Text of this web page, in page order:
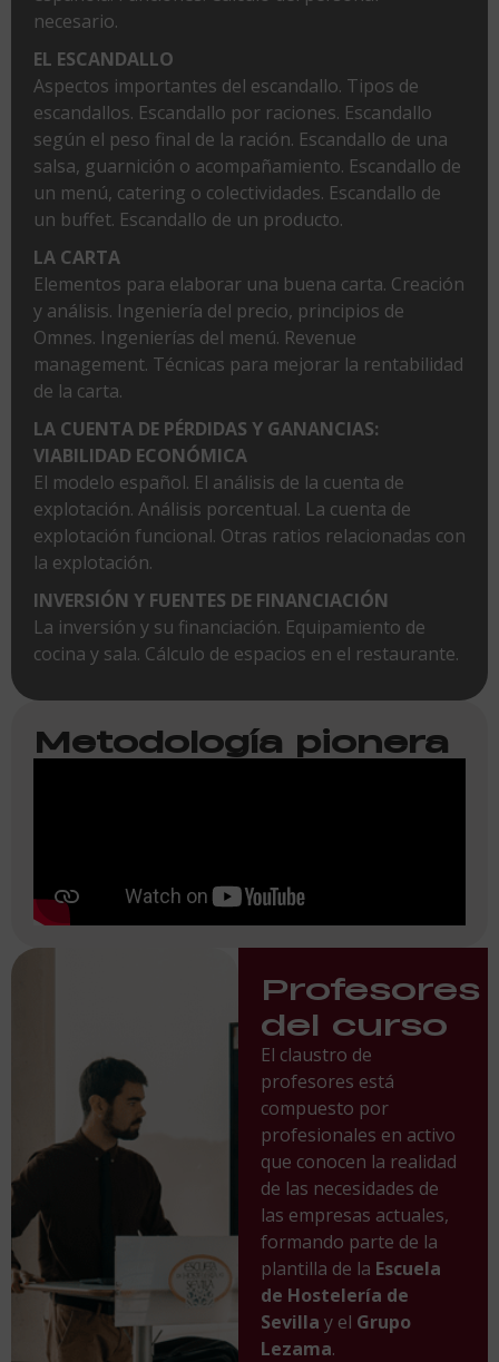
necesario.
EL ESCANDALLO
Aspectos importantes del escandallo. Tipos de
escandallos. Escandallo por raciones. Escandallo
según el peso final de la ración. Escandallo de una
salsa, guarnición o acompañamiento. Escandallo de
un menú, catering o colectividades. Escandallo de
un buffet. Escandallo de un producto.
LA CARTA
Elementos para elaborar una buena carta. Creación
y análisis. Ingeniería del precio, principios de
Omnes. Ingenierías del menú. Revenue
management. Técnicas para mejorar la rentabilidad
de la carta.
LA CUENTA DE PÉRDIDAS Y GANANCIAS:
VIABILIDAD ECONÓMICA​
El modelo español. El análisis de la cuenta de
explotación. Análisis porcentual. La cuenta de
explotación funcional. Otras ratios relacionadas con
la explotación.
INVERSIÓN Y FUENTES DE FINANCIACIÓN​
La inversión y su financiación. Equipamiento de
cocina y sala. Cálculo de espacios en el restaurante.
Metodología pionera
Profesores
del curso
El claustro de
profesores está
compuesto por
profesionales en activo
que conocen la realidad
de las necesidades de
las empresas actuales,
formando parte de la
plantilla de la Escuela
de Hostelería de
Sevilla y el Grupo
Lezama.